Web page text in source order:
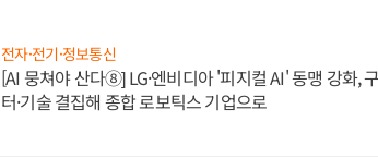
전자·전기·정보통신
[AI 뭉쳐야 산다⑧] LG·엔비디아 '피지컬 AI' 동맹 강화,
터·기술 결집해 종합 로보틱스 기업으로